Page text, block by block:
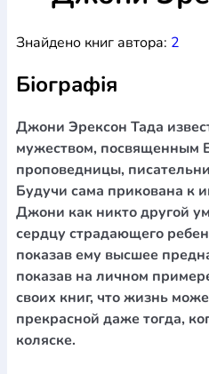
Богослов`я Шлюб і сім`я
ПеріодикаАудіо Ручки
БлокнотиЩоденники /
Навчальні мапи Шкіряні
виробиМіні-лампиНаклейки
подарункові Плакати
Подарункові картки
Зошити
Фотокартини Чохли
Календарі
Канцелярскі товари
Листівки Сувенирна
Книга в комплекті
За додатковою інформацією
(097) 880-6379
Знайдено книг автора: 2
Біографія
Джони Эрексон Тада
мужеством, посвященным
проповедницы,
Будучи сама прикована к
Джони как никто другой
сердцу страдающего
показав ему высшее
показав на личном
своих книг, что жизнь
прекрасной даже тогда,
коляске.